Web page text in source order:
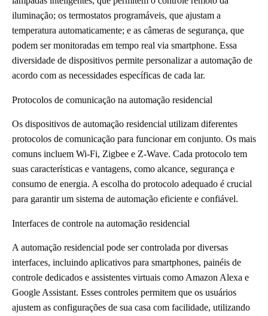
iluminação; os termostatos programáveis, que ajustam a
temperatura automaticamente; e as câmeras de segurança, que
podem ser monitoradas em tempo real via smartphone. Essa
diversidade de dispositivos permite personalizar a automação de
acordo com as necessidades específicas de cada lar.
Protocolos de comunicação na automação residencial
Os dispositivos de automação residencial utilizam diferentes
protocolos de comunicação para funcionar em conjunto. Os mais
comuns incluem Wi-Fi, Zigbee e Z-Wave. Cada protocolo tem
suas características e vantagens, como alcance, segurança e
consumo de energia. A escolha do protocolo adequado é crucial
para garantir um sistema de automação eficiente e confiável.
Interfaces de controle na automação residencial
A automação residencial pode ser controlada por diversas
interfaces, incluindo aplicativos para smartphones, painéis de
controle dedicados e assistentes virtuais como Amazon Alexa e
Google Assistant. Esses controles permitem que os usuários
ajustem as configurações de sua casa com facilidade, utilizando